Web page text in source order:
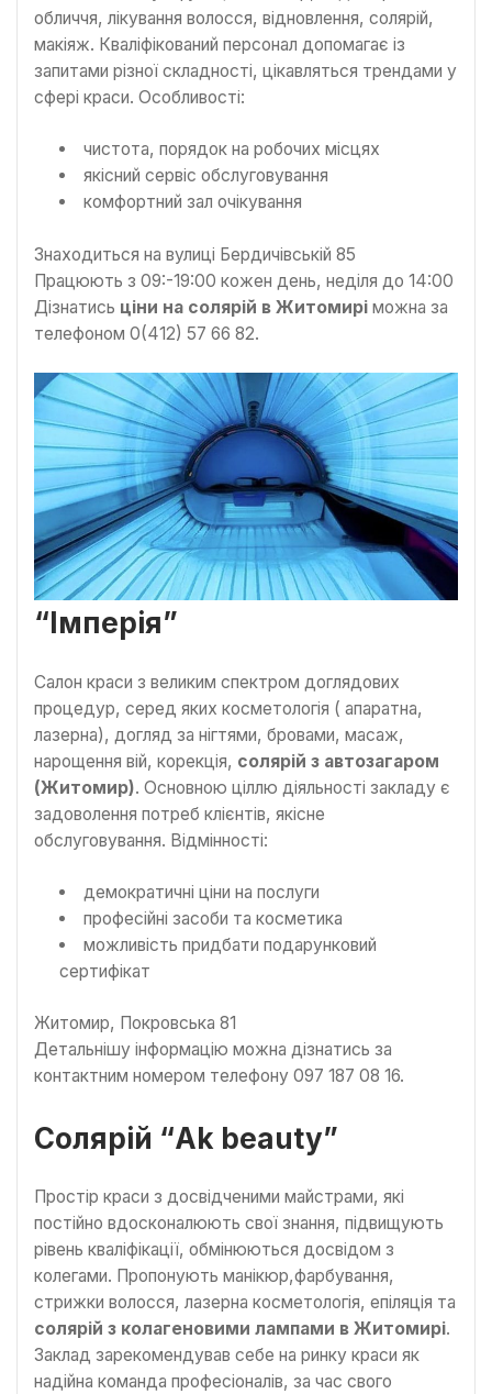
обличчя, лікування волосся, відновлення, солярій,
макіяж. Кваліфікований персонал допомагає із
запитами різної складності, цікавляться трендами у
сфері краси. Особливості:
чистота, порядок на робочих місцях
якісний сервіс обслуговування
комфортний зал очікування
Знаходиться на вулиці Бердичівській 85
Працюють з 09:-19:00 кожен день, неділя до 14:00
Дізнатись ціни на солярій в Житомирі можна за
телефоном 0(412) 57 66 82.
“Імперія”
Салон краси з великим спектром доглядових
процедур, серед яких косметологія ( апаратна,
лазерна), догляд за нігтями, бровами, масаж,
нарощення вій, корекція, солярій з автозагаром
(Житомир). Основною ціллю діяльності закладу є
задоволення потреб клієнтів, якісне
обслуговування. Відмінності:
демократичні ціни на послуги
професійні засоби та косметика
можливість придбати подарунковий
сертифікат
Житомир, Покровська 81
Детальнішу інформацію можна дізнатись за
контактним номером телефону 097 187 08 16.
Солярій “Ak beauty”
Простір краси з досвідченими майстрами, які
постійно вдосконалюють свої знання, підвищують
рівень кваліфікації, обмінюються досвідом з
колегами. Пропонують манікюр,фарбування,
стрижки волосся, лазерна косметологія, епіляція та
солярій з колагеновими лампами в Житомирі.
Заклад зарекомендував себе на ринку краси як
надійна команда професіоналів, за час свого